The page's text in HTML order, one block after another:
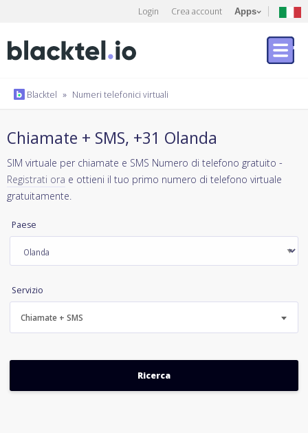
Login Crea account Apps
Blacktel » Numeri telefonici virtuali
Chiamate + SMS, +31 Olanda
SIM virtuale per chiamate e SMS Numero di telefono gratuito -
Registrati ora e ottieni il tuo primo numero di telefono virtuale
gratuitamente.
Paese
Servizio
Chiamate + SMS